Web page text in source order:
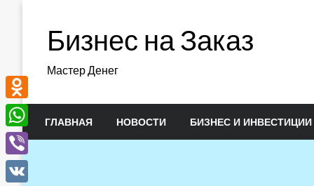
содержимомуБизнес на Заказ
Мастер Денег
ГЛАВНАЯ НОВОСТИ БИЗНЕС И ИНВЕСТИЦИИ
Odnoklassniki
WhatsApp
Viber